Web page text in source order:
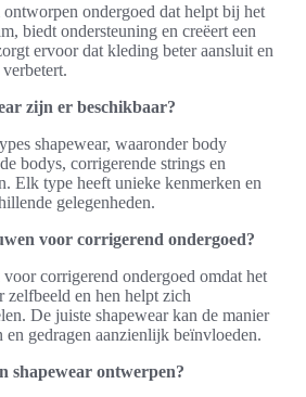
ontworpen ondergoed dat helpt bij het
biedt ondersteuning en creëert een
ervoor dat kleding beter aansluit en
zijn er beschikbaar?
shapewear, waaronder body
bodys, corrigerende strings en
Elk type heeft unieke kenmerken en
gelegenheden.
voor corrigerend ondergoed?
corrigerend ondergoed omdat het
zelfbeeld en hen helpt zich
De juiste shapewear kan de manier
en gedragen aanzienlijk beïnvloeden.
shapewear ontwerpen?